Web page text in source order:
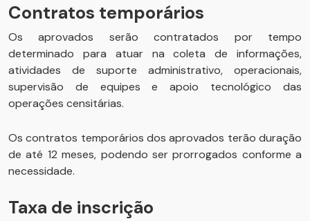
Contratos temporários
Os aprovados serão contratados por tempo
determinado para atuar na coleta de informações,
atividades de suporte administrativo, operacionais,
supervisão de equipes e apoio tecnológico das
operações censitárias.
Os contratos temporários dos aprovados terão duração
de até 12 meses, podendo ser prorrogados conforme a
necessidade.
Taxa de inscrição